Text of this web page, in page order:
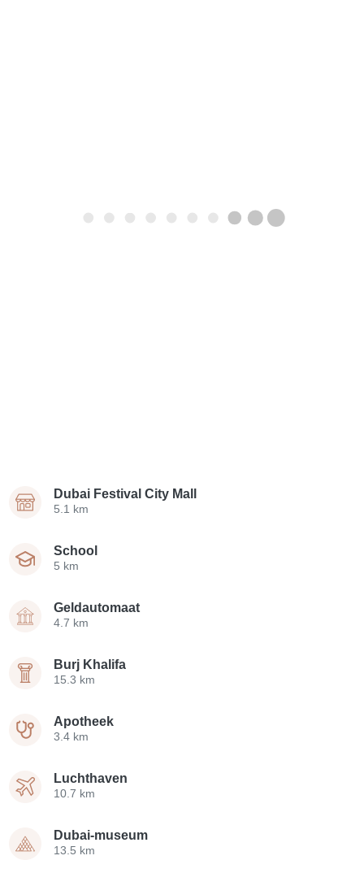
Dubai Festival City Mall
5.1 km
School
5 km
Geldautomaat
4.7 km
Burj Khalifa
15.3 km
Apotheek
3.4 km
Luchthaven
10.7 km
Dubai-museum
13.5 km